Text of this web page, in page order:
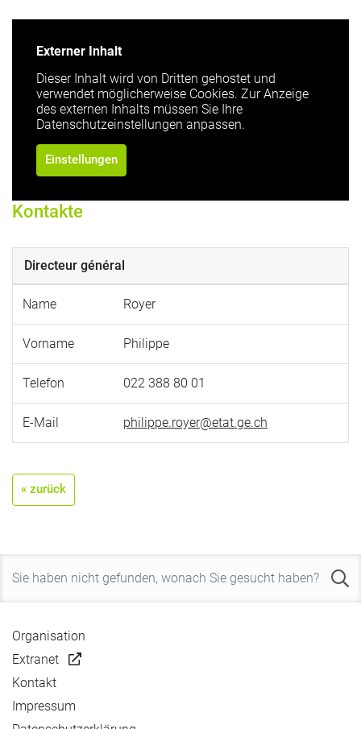
Externer Inhalt
Dieser Inhalt wird von Dritten gehostet und
verwendet möglicherweise Cookies. Zur Anzeige
des externen Inhalts müssen Sie Ihre
Datenschutzeinstellungen anpassen.
Einstellungen
Kontakte
Directeur général
Name Royer
Vorname Philippe
Telefon 022 388 80 01
E-Mail philippe.royer@etat.ge.ch
« zurück
Organisation
Extranet
Kontakt
Impressum